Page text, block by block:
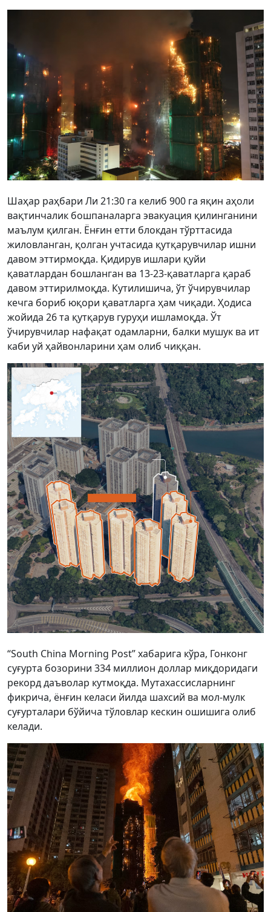
Шаҳар раҳбари Ли 21:30 га келиб 900 га яқин аҳоли
вақтинчалик бошпаналарга эвакуация қилинганини
маълум қилган. Ёнғин етти блокдан тўрттасида
жиловланган, қолган учтасида қутқарувчилар ишни
давом эттирмоқда. Қидирув ишлари қуйи
қаватлардан бошланган ва 13-23-қаватларга қараб
давом эттирилмоқда. Кутилишича, ўт ўчирувчилар
кечга бориб юқори қаватларга ҳам чиқади. Ҳодиса
жойида 26 та қутқарув гуруҳи ишламоқда. Ўт
ўчирувчилар нафақат одамларни, балки мушук ва ит
каби уй ҳайвонларини ҳам олиб чиққан.
“South China Morning Post” хабарига кўра, Гонконг
суғурта бозорини 334 миллион доллар миқдоридаги
рекорд даъволар кутмоқда. Мутахассисларнинг
фикрича, ёнғин келаси йилда шахсий ва мол-мулк
суғурталари бўйича тўловлар кескин ошишига олиб
келади.